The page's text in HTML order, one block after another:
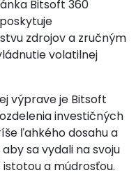
Bitsoft 360
zdrojov a zručným
volatilnej
výprave je Bitsoft
investičných
ľahkého dosahu a
sa vydali na svoju
a múdrosťou.